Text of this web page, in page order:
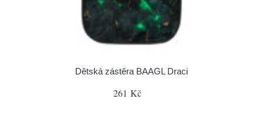
Dětská zástěra BAAGL Draci
261 Kč